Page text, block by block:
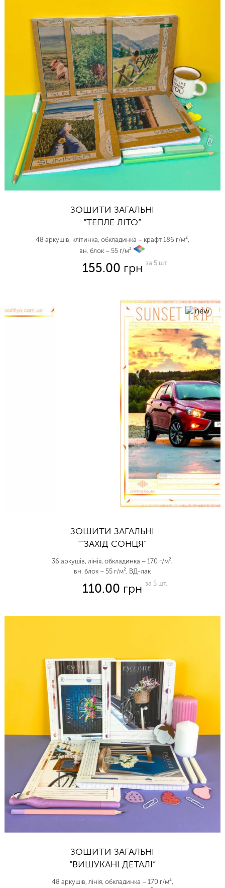
ЗОШИТИ ЗАГАЛЬНІ
“ТЕПЛЕ ЛІТО”
48 аркушів, клітинка, обкладинка – крафт 186 г/м²,
вн. блок – 55 г/м²
155.00 грн за 5 шт.
ЗОШИТИ ЗАГАЛЬНІ
“”ЗАХІД СОНЦЯ”
36 аркушів, лінія, обкладинка – 170 г/м²,
вн. блок – 55 г/м², ВД-лак
110.00 грн за 5 шт.
ЗОШИТИ ЗАГАЛЬНІ
“ВИШУКАНІ ДЕТАЛІ”
48 аркушів, лінія, обкладинка – 170 г/м²,